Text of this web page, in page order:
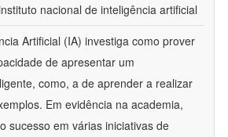
nacional de inteligência artificial
Artificial (IA) investiga como prover
de apresentar um
como, a de aprender a realizar
Em evidência na academia,
sucesso em várias iniciativas de